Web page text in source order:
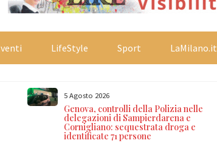
LifeStyle Sport LaMilano.it
5 Agosto 2026
Genova, controlli della Polizia nelle
delegazioni di Sampierdarena e
Cornigliano: sequestrata droga e
identificate 71 persone